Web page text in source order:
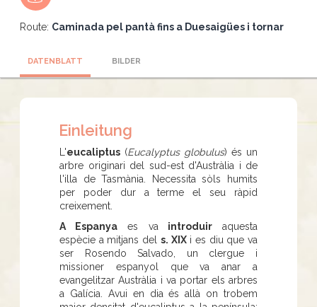
Route: Caminada pel pantà fins a Duesaigües i tornar
DATENBLATT BILDER
Einleitung
L'eucaliptus (Eucalyptus globulus) és un
arbre originari del sud-est d'Austràlia i de
l'illa de Tasmània. Necessita sòls humits
per poder dur a terme el seu ràpid
creixement.
A Espanya es va introduiraquesta
espècie a mitjans del s. XIXi es diu que va
ser Rosendo Salvado, un clergue i
missioner espanyol que va anar a
evangelitzar Austràlia i va portar els arbres
a Galícia. Avui en dia és allà on trobem